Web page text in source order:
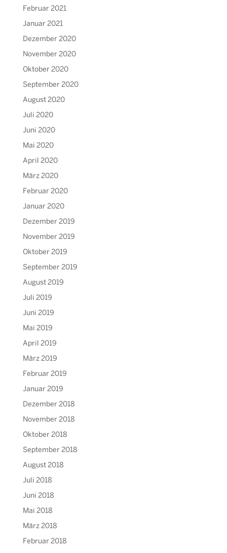
Februar 2021
Januar 2021
Dezember 2020
November 2020
Oktober 2020
September 2020
August 2020
Juli 2020
Juni 2020
Mai 2020
April 2020
März 2020
Februar 2020
Januar 2020
Dezember 2019
November 2019
Oktober 2019
September 2019
August 2019
Juli 2019
Juni 2019
Mai 2019
April 2019
März 2019
Februar 2019
Januar 2019
Dezember 2018
November 2018
Oktober 2018
September 2018
August 2018
Juli 2018
Juni 2018
Mai 2018
März 2018
Februar 2018